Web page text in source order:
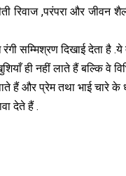
रिवाज ,परंपरा और
रंगी सम्मिश्रण दिखाई देता है .ये
ही नहीं लाते हैं बल्कि वे
हैं और प्रेम तथा भाई चारे के
देते हैं .